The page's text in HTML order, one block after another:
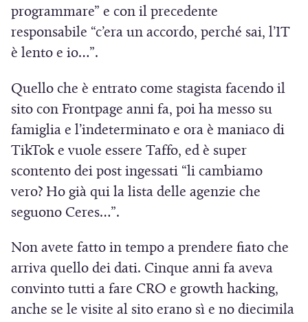
programmare” e con il precedente
responsabile “c’era un accordo, perché sai, l’IT
è lento e io…”.
Quello che è entrato come stagista facendo il
sito con Frontpage anni fa, poi ha messo su
famiglia e l’indeterminato e ora è maniaco di
TikTok e vuole essere Taffo, ed è super
scontento dei post ingessati “li cambiamo
vero? Ho già qui la lista delle agenzie che
seguono Ceres…”.
Non avete fatto in tempo a prendere fiato che
arriva quello dei dati. Cinque anni fa aveva
convinto tutti a fare CRO e growth hacking,
anche se le visite al sito erano sì e no diecimila